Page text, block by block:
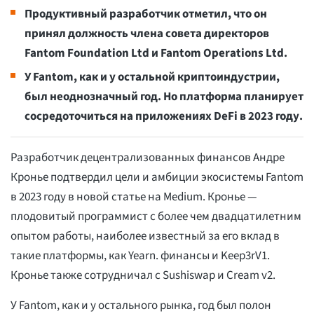
Продуктивный разработчик отметил, что он
принял должность члена совета директоров
Fantom Foundation Ltd и Fantom Operations Ltd.
У Fantom, как и у остальной криптоиндустрии,
был неоднозначный год. Но платформа планирует
сосредоточиться на приложениях DeFi в 2023 году.
Разработчик децентрализованных финансов Андре
Кронье подтвердил цели и амбиции экосистемы Fantom
в 2023 году в новой статье на Medium. Кронье —
плодовитый программист с более чем двадцатилетним
опытом работы, наиболее известный за его вклад в
такие платформы, как Yearn. финансы и Keep3rV1.
Кронье также сотрудничал с Sushiswap и Cream v2.
У Fantom, как и у остального рынка, год был полон